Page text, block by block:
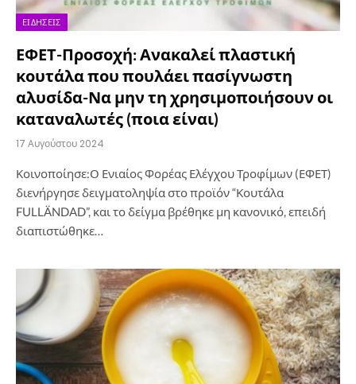
ΕΙΔΉΣΕΙΣ
ΕΦΕΤ-Προσοχή: Ανακαλεί πλαστική
κουτάλα που πουλάει πασίγνωστη
αλυσίδα-Να μην τη χρησιμοποιήσουν οι
καταναλωτές (ποια είναι)
17 Αυγούστου 2024
Κοινοποίησε:Ο Ενιαίος Φορέας Ελέγχου Τροφίμων (ΕΦΕΤ)
διενήργησε δειγματοληψία στο προϊόν “Κουτάλα
FULLÄNDAD”, και το δείγμα βρέθηκε μη κανονικό, επειδή
διαπιστώθηκε…